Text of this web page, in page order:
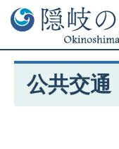
公共交通